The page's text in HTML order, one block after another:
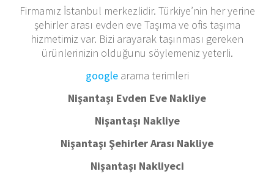
Firmamız İstanbul merkezlidir. Türkiye’nin her yerine
şehirler arası evden eve Taşıma ve ofis taşıma
hizmetimiz var. Bizi arayarak taşınması gereken
ürünlerinizin olduğunu söylemeniz yeterli.
googlearama terimleri
Nişantaşı Evden Eve Nakliye
Nişantaşı Nakliye
Nişantaşı Şehirler Arası Nakliye
Nişantaşı Nakliyeci